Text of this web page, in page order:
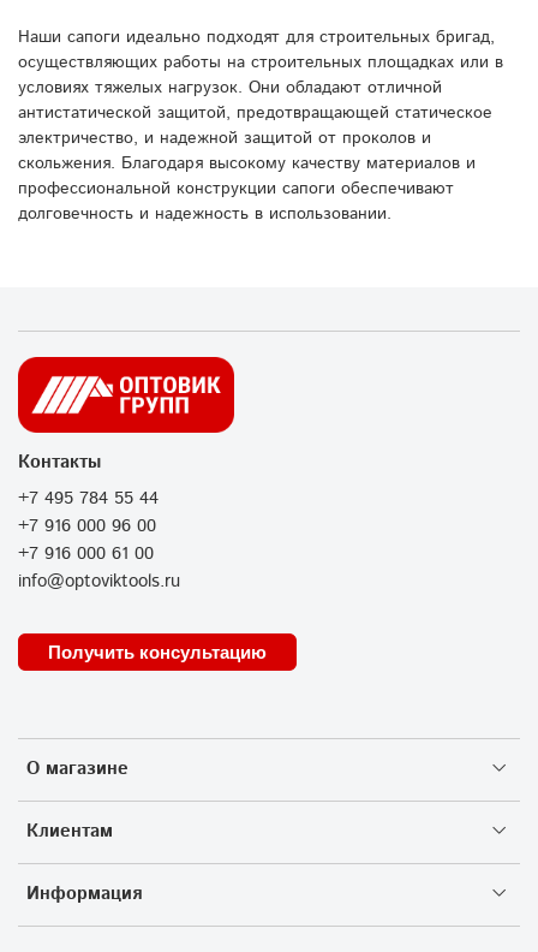
Наши сапоги идеально подходят для строительных бригад,
осуществляющих работы на строительных площадках или в
условиях тяжелых нагрузок. Они обладают отличной
антистатической защитой, предотвращающей статическое
электричество, и надежной защитой от проколов и
скольжения. Благодаря высокому качеству материалов и
профессиональной конструкции сапоги обеспечивают
долговечность и надежность в использовании.
О магазине
Клиентам
Информация
Контакты
+7 495 784 55 44
+7 916 000 96 00
+7 916 000 61 00
info@optoviktools.ru
Получить консультацию